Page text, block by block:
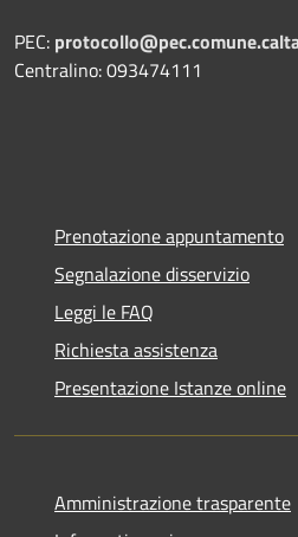
PEC:
Centralino: 093474111
Prenotazione appuntamento
Segnalazione disservizio
Leggi le FAQ
Richiesta assistenza
Presentazione Istanze online
Amministrazione trasparente